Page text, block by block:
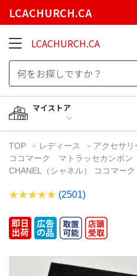
LCACHURCH.CA
LCACHURCH.CA
マイストア
TOP レディース アクセサリ
ココマーク マトラッセカンボ
CHANEL（シャネル） ココマー
(2501)